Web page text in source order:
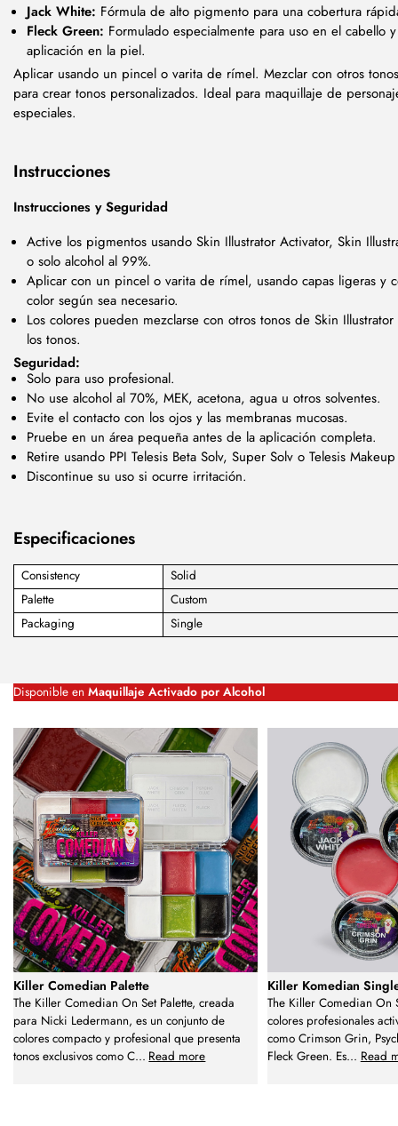
Jack White: Fórmula de alto pigmento para una cobertura
Fleck Green: Formulado especialmente para uso en el cabello
aplicación en la piel.
Aplicar usando un pincel o varita de rímel. Mezclar con otros
para crear tonos personalizados. Ideal para maquillaje de
especiales.
Instrucciones
Instrucciones y Seguridad
Active los pigmentos usando Skin Illustrator Activator, Skin
o solo alcohol al 99%.
Aplicar con un pincel o varita de rímel, usando capas ligeras y
color según sea necesario.
Los colores pueden mezclarse con otros tonos de Skin
los tonos.
Seguridad:
Solo para uso profesional.
No use alcohol al 70%, MEK, acetona, agua u otros solventes.
Evite el contacto con los ojos y las membranas mucosas.
Pruebe en un área pequeña antes de la aplicación completa.
Retire usando PPI Telesis Beta Solv, Super Solv o Telesis
Discontinue su uso si ocurre irritación.
Especificaciones
Consistency
Solid
Palette
Custom
Packaging
Single
Disponible en Maquillaje Activado por Alcohol
Killer Comedian Palette
The Killer Comedian On Set Palette, creada
para Nicki Ledermann, es un conjunto de
colores compacto y profesional que presenta
tonos exclusivos como C... Read more
Killer Komedian
The Killer Comedian On
colores profesionales
como Crimson Grin,
Fleck Green. Es... Read